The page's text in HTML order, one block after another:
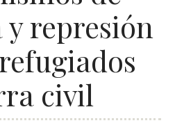
represión
civil